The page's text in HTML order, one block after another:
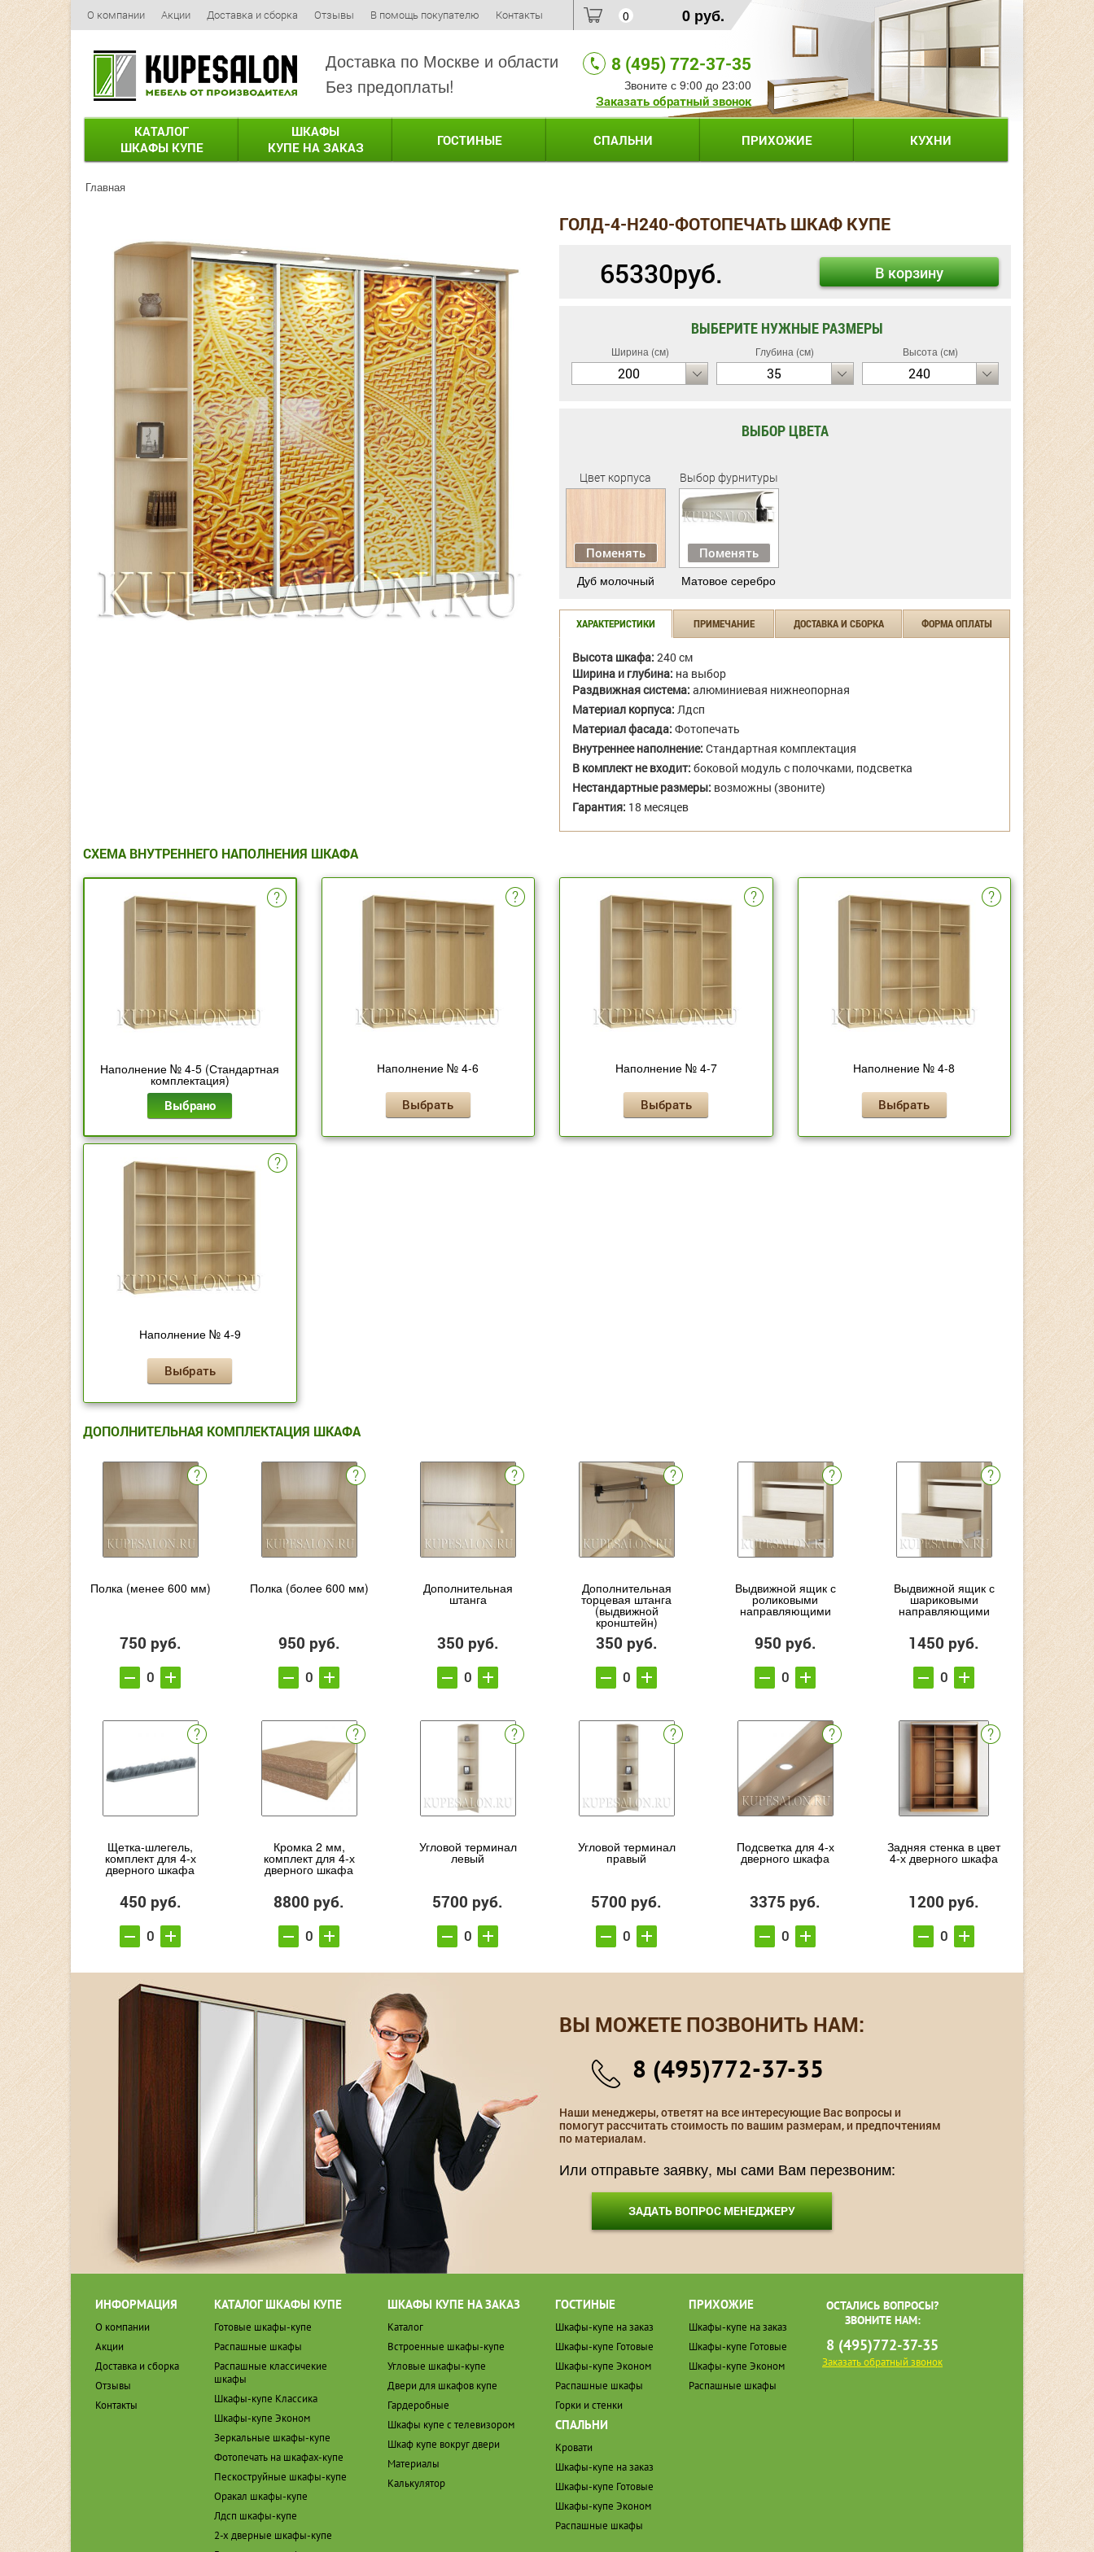
О компании Акции Доставка и сборка Отзывы В помощь покупателю Контакты 0 0 руб.
Доставка по Москве и области
Без предоплаты!
8 (495) 772-37-35
Звоните с 9:00 до 23:00
Заказать обратный звонок
КАТАЛОГ
ШКАФЫ КУПЕ
ШКАФЫ
КУПЕ НА ЗАКАЗ
ГОСТИНЫЕ СПАЛЬНИ ПРИХОЖИЕ КУХНИ
Главная
ГОЛД-4-H240-ФОТОПЕЧАТЬ ШКАФ КУПЕ
65330руб. В корзину
ВЫБЕРИТЕ НУЖНЫЕ РАЗМЕРЫ
Ширина (см)
200
Глубина (см)
35
Высота (см)
240
ВЫБОР ЦВЕТА
Цвет корпуса
Поменять
Дуб молочный
Выбор фурнитуры
Поменять
Матовое серебро
ХАРАКТЕРИСТИКИ ПРИМЕЧАНИЕ ДОСТАВКА И СБОРКА ФОРМА ОПЛАТЫ
Высота шкафа: 240 см
Ширина и глубина: на выбор
Раздвижная система: алюминиевая нижнеопорная
Материал корпуса: Лдсп
Материал фасада: Фотопечать
Внутреннее наполнение: Стандартная комплектация
В комплект не входит: боковой модуль с полочками, подсветка
Нестандартные размеры: возможны (звоните)
Гарантия: 18 месяцев
СХЕМА ВНУТРЕННЕГО НАПОЛНЕНИЯ ШКАФА
Наполнение № 4-5 (Стандартная
комплектация)
Выбрано
Наполнение № 4-6
Выбрать
Наполнение № 4-7
Выбрать
Наполнение № 4-8
Выбрать
Наполнение № 4-9
Выбрать
ДОПОЛНИТЕЛЬНАЯ КОМПЛЕКТАЦИЯ ШКАФА
Полка (менее 600 мм)
750 руб.
Полка (более 600 мм)
950 руб.
Дополнительная
штанга
350 руб.
Дополнительная
торцевая штанга
(выдвижной
кронштейн)
350 руб.
Выдвижной ящик с
роликовыми
направляющими
950 руб.
Выдвижной ящик с
шариковыми
направляющими
1450 руб.
Щетка-шлегель,
комплект для 4-х
дверного шкафа
450 руб.
Кромка 2 мм,
комплект для 4-х
дверного шкафа
8800 руб.
Угловой терминал
левый
5700 руб.
Угловой терминал
правый
5700 руб.
Подсветка для 4-х
дверного шкафа
3375 руб.
Задняя стенка в цвет
4-х дверного шкафа
1200 руб.
ВЫ МОЖЕТЕ ПОЗВОНИТЬ НАМ:
8 (495)772-37-35
Наши менеджеры, ответят на все интересующие Вас вопросы и
помогут рассчитать стоимость по вашим размерам, и предпочтениям
по материалам.
Или отправьте заявку, мы сами Вам перезвоним:
ЗАДАТЬ ВОПРОС МЕНЕДЖЕРУ
ИНФОРМАЦИЯ
О компании
Акции
Доставка и сборка
Отзывы
Контакты
КАТАЛОГ ШКАФЫ КУПЕ
Готовые шкафы-купе
Распашные шкафы
Распашные классичекие
шкафы
Шкафы-купе Классика
Шкафы-купе Эконом
Зеркальные шкафы-купе
Фотопечать на шкафах-купе
Пескоструйные шкафы-купе
Оракал шкафы-купе
Лдсп шкафы-купе
2-х дверные шкафы-купе
ШКАФЫ КУПЕ НА ЗАКАЗ
Каталог
Встроенные шкафы-купе
Угловые шкафы-купе
Двери для шкафов купе
Гардеробные
Шкафы купе с телевизором
Шкаф купе вокруг двери
Материалы
Калькулятор
ГОСТИНЫЕ
Шкафы-купе на заказ
Шкафы-купе Готовые
Шкафы-купе Эконом
Распашные шкафы
Горки и стенки
СПАЛЬНИ
Кровати
Шкафы-купе на заказ
Шкафы-купе Готовые
Шкафы-купе Эконом
Распашные шкафы
ПРИХОЖИЕ
Шкафы-купе на заказ
Шкафы-купе Готовые
Шкафы-купе Эконом
Распашные шкафы
ОСТАЛИСЬ ВОПРОСЫ?
ЗВОНИТЕ НАМ:
8 (495)772-37-35
Заказать обратный звонок